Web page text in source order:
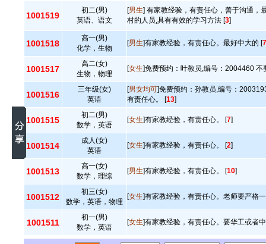
1001519
初二(男)
英语、语文
[男生] 有家教经验，有责任心，善于沟通，
村的人员,具有有效的学习方法 [3]
1001518
高一(男)
化学，生物
[男生]有家教经验，有责任心。最好中大的 [7
1001517
高二(女)
生物，物理
[女生]免费预约：叶教员,编号：2004460 不
1001516
三年级(女)
英语
[男女均可]免费预约：孙教员,编号：
有责任心。 [13]
1001515
初二(男)
数学，英语
[女生]有家教经验，有责任心。 [7]
1001514
成人(女)
英语
[女生]有家教经验，有责任心。 [2]
1001513
高一(女)
数学，理综
[男生]有家教经验，有责任心。 [10]
1001512
初三(女)
数学，英语，物理
[女生]有家教经验，有责任心。老师要严格
1001511
初一(男)
数学，英语
[女生]有家教经验，有责任心。要华工或者